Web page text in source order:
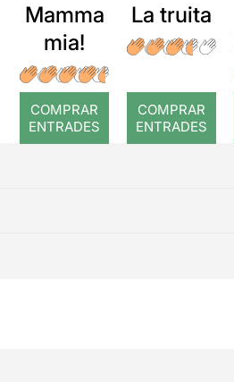
Mamma
mia!
COMPRAR
ENTRADES
La truita
COMPRAR
ENTRADES